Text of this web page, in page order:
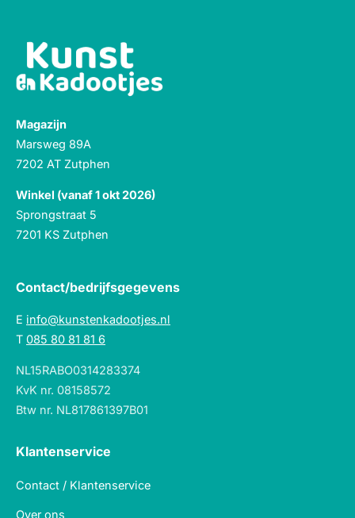
Magazijn
Marsweg 89A
7202 AT Zutphen
Winkel (vanaf 1 okt 2026)
Sprongstraat 5
7201 KS Zutphen
Contact/bedrijfsgegevens
E info@kunstenkadootjes.nl
T 085 80 81 81 6
NL15RABO0314283374
KvK nr. 08158572
Btw nr. NL817861397B01
Klantenservice
Contact / Klantenservice
Over ons